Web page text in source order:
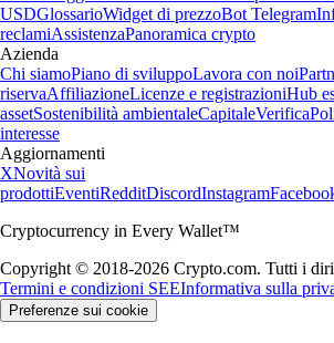
USDGlossarioWidget di prezzoBot Telegram
reclamiAssistenzaPanoramica crypto
Azienda
Chi siamoPiano di sviluppoLavora con noi
riservaAffiliazioneLicenze e registrazioniHub
assetSostenibilità ambientaleCapitaleVerifica
interesse
Aggiornamenti
XNovità sui
prodottiEventiRedditDiscordInstagram
Cryptocurrency in Every Wallet™
Copyright © 2018-2026 Crypto.com. Tutti i
Termini e condizioni SEEInformativa sulla
Preferenze sui cookie